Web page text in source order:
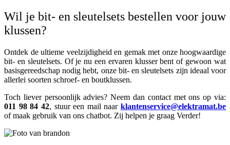
Wil je bit- en sleutelsets bestellen voor jouw
klussen?
Ontdek de ultieme veelzijdigheid en gemak met onze hoogwaardige
bit- en sleutelsets. Of je nu een ervaren klusser bent of gewoon wat
basisgereedschap nodig hebt, onze bit- en sleutelsets zijn ideaal voor
allerlei soorten schroef- en boutklussen.
Toch liever persoonlijk advies? Neem dan contact met ons op via:
011 98 84 42, stuur een mail naar klantenservice@elektramat.be
of maak gebruik van ons chatbot. Zij helpen je graag Verder!